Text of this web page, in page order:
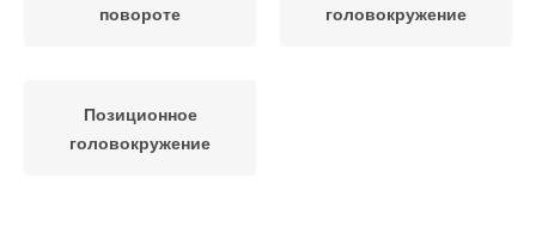
повороте
головокружение
Позиционное
головокружение